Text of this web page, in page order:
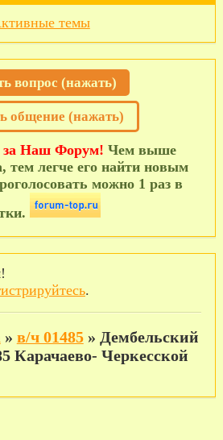
темы
вопрос (нажать)
общение (нажать)
за Наш Форум! Чем выше
тем легче его найти новым
можно 1 раз в
.
» в/ч 01485 » Дембельский
Карачаево- Черкесской